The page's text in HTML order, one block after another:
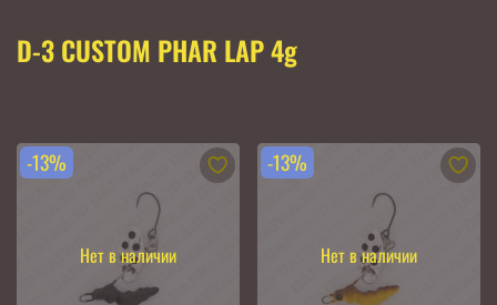
D-3 CUSTOM PHAR LAP 4g
Нет в наличии
-13%
Нет в наличии
-13%